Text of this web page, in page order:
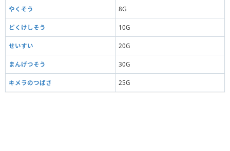
やくそう 8G
どくけしそう 10G
せいすい 20G
まんげつそう 30G
キメラのつばさ 25G